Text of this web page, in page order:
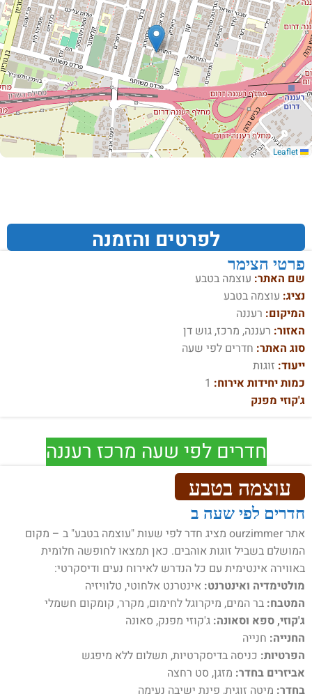
לפרטים והזמנה
פרטי הצימר
שם האתר: עוצמה בטבע
נציג: עוצמה בטבע
המיקום: רעננה
האזור: רעננה, מרכז, גוש דן
סוג האתר: חדרים לפי שעה
ייעוד: זוגות
כמות יחידות אירוח: 1
ג'קוזי מפנק
חדרים לפי שעה מרכז רעננה
עוצמה בטבע
חדרים לפי שעה ב
אתר ourzimmer מציג חדר לפי שעות "עוצמה בטבע" ב – מקום
המושלם בשביל זוגות אוהבים. כאן תמצאו לחופשה חלומית
באווירה אינטימית עם כל הנדרש לאירוח נעים ודיסקרטי:
מולטימדיה ואינטרנט: אינטרנט אלחוטי, טלוויזיה
המטבח: בר המים, מיקרוגל לחימום, מקרר, קומקום חשמלי
ג'קוזי, ספא וסאונה: ג'קוזי מפנק, סאונה
החנייה: חנייה
הפרטיות: כניסה בדיסקרטיות, תשלום ללא מיפגש
אביזרים בחדר: מזגן, סט רחצה
בחדר: מיטה זוגית, פינת ישיבה נעימה